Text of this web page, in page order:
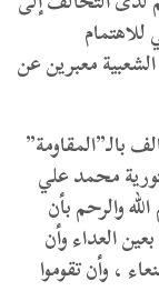
معبرين عن
بالـ”المقاومة”
محمد علي
والرحم بأن
العداء وأن
، وأن تقوموا